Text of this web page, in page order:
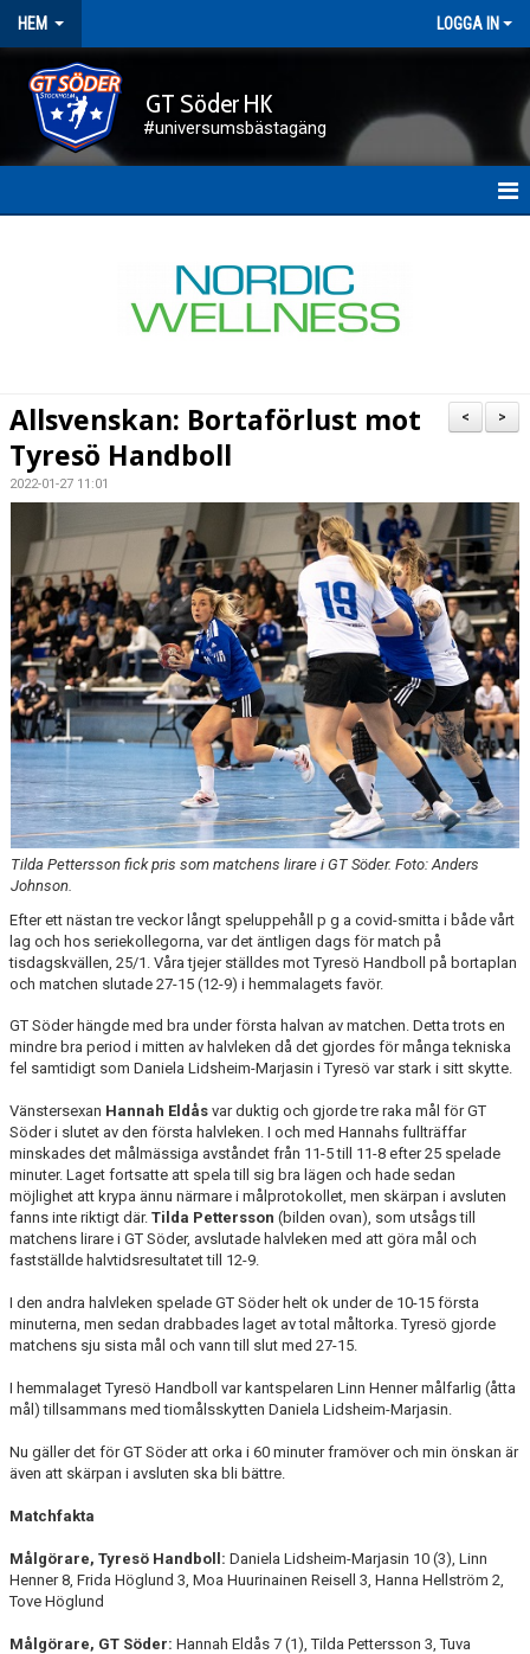
HEM LOGGA IN
GT Söder HK
#universumsbästagäng
KONTAKT
MATCHER
EKEN CUP
>
<
Allsvenskan: Bortaförlust mot
Tyresö Handboll
2022-01-27 11:01
Tilda Pettersson fick pris som matchens lirare i GT Söder. Foto: Anders
Johnson.
Efter ett nästan tre veckor långt speluppehåll p g a covid-smitta i både vårt
lag och hos seriekollegorna, var det äntligen dags för match på
tisdagskvällen, 25/1. Våra tjejer ställdes mot Tyresö Handboll på bortaplan
och matchen slutade 27-15 (12-9) i hemmalagets favör.
GT Söder hängde med bra under första halvan av matchen. Detta trots en
mindre bra period i mitten av halvleken då det gjordes för många tekniska
fel samtidigt som Daniela Lidsheim-Marjasin i Tyresö var stark i sitt skytte.
Vänstersexan Hannah Eldås var duktig och gjorde tre raka mål för GT
Söder i slutet av den första halvleken. I och med Hannahs fullträffar
minskades det målmässiga avståndet från 11-5 till 11-8 efter 25 spelade
minuter. Laget fortsatte att spela till sig bra lägen och hade sedan
möjlighet att krypa ännu närmare i målprotokollet, men skärpan i avsluten
fanns inte riktigt där. Tilda Pettersson (bilden ovan), som utsågs till
matchens lirare i GT Söder, avslutade halvleken med att göra mål och
fastställde halvtidsresultatet till 12-9.
I den andra halvleken spelade GT Söder helt ok under de 10-15 första
minuterna, men sedan drabbades laget av total måltorka. Tyresö gjorde
matchens sju sista mål och vann till slut med 27-15.
I hemmalaget Tyresö Handboll var kantspelaren Linn Henner målfarlig (åtta
mål) tillsammans med tiomålsskytten Daniela Lidsheim-Marjasin.
Nu gäller det för GT Söder att orka i 60 minuter framöver och min önskan är
även att skärpan i avsluten ska bli bättre.
Matchfakta
Målgörare, Tyresö Handboll: Daniela Lidsheim-Marjasin 10 (3), Linn
Henner 8, Frida Höglund 3, Moa Huurinainen Reisell 3, Hanna Hellström 2,
Tove Höglund
Målgörare, GT Söder: Hannah Eldås 7 (1), Tilda Pettersson 3, Tuva